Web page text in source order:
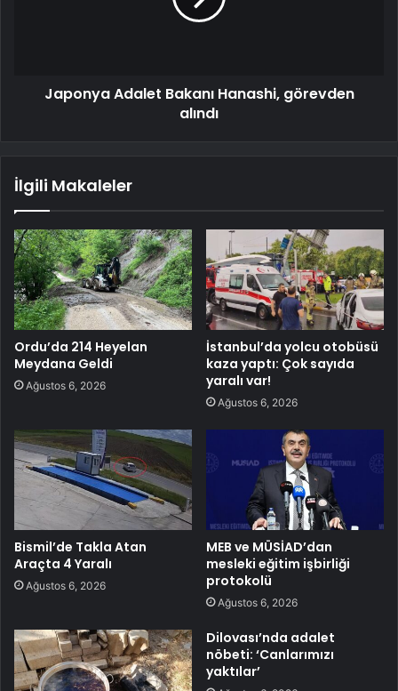
Japonya Adalet Bakanı Hanashi, görevden
alındı
İlgili Makaleler
Ordu’da 214 Heyelan
Meydana Geldi
Ağustos 6, 2026
İstanbul’da yolcu otobüsü
kaza yaptı: Çok sayıda
yaralı var!
Ağustos 6, 2026
Bismil’de Takla Atan
Araçta 4 Yaralı
Ağustos 6, 2026
MEB ve MÜSİAD’dan
mesleki eğitim işbirliği
protokolü
Ağustos 6, 2026
Dilovası’nda adalet
nöbeti: ‘Canlarımızı
yaktılar’